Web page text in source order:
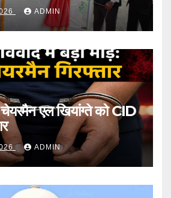
ADMIN
एल खियांग्ते को CID
ADMIN